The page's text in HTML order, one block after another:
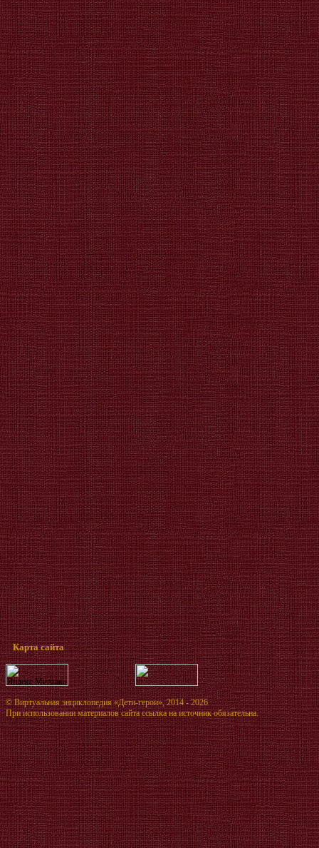
Карта сайта
©Виртуальная энциклопедия «Дети-герои», 2014 - 2026
При использовании материалов сайта ссылка на источник обязательна.